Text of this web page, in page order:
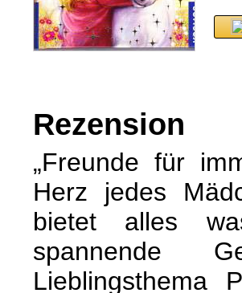
Rezension
„Freunde für
Herz jedes
bietet alles
spannende
Lieblingsthema